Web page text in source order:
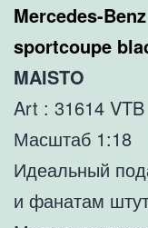
Mercedes-
sportcoupe
MAISTO
Art : 31614 VTB
Масштаб 1:18
Идеальный
и фанатам